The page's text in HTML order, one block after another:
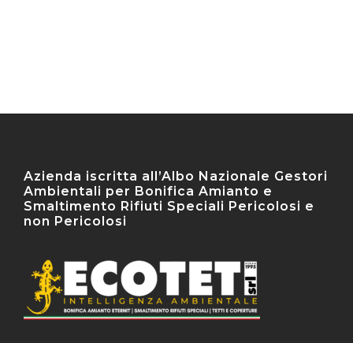
Azienda iscritta all’Albo Nazionale Gestori
Ambientali per Bonifica Amianto e
Smaltimento Rifiuti Speciali Pericolosi e
non Pericolosi